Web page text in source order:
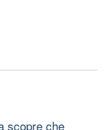
scopre che